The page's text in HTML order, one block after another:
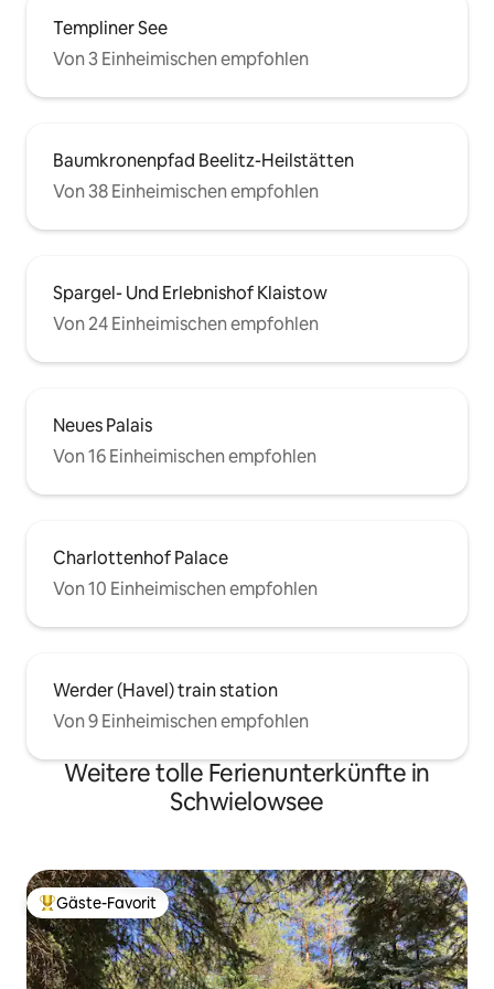
Templiner See
Von 3 Einheimischen empfohlen
Baumkronenpfad Beelitz-Heilstätten
Von 38 Einheimischen empfohlen
Spargel- Und Erlebnishof Klaistow
Von 24 Einheimischen empfohlen
Neues Palais
Von 16 Einheimischen empfohlen
Charlottenhof Palace
Von 10 Einheimischen empfohlen
Werder (Havel) train station
Von 9 Einheimischen empfohlen
Weitere tolle Ferienunterkünfte in
Schwielowsee
Beliebter Gäste-Favorit.
Gäste-Favorit